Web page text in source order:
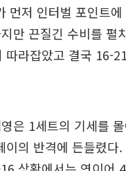
먼저 인터벌 포인트
만 끈질긴 수비를 펼
따라잡았고 결국 16-
은 1세트의 기세를
이의 반격에 든들렸다